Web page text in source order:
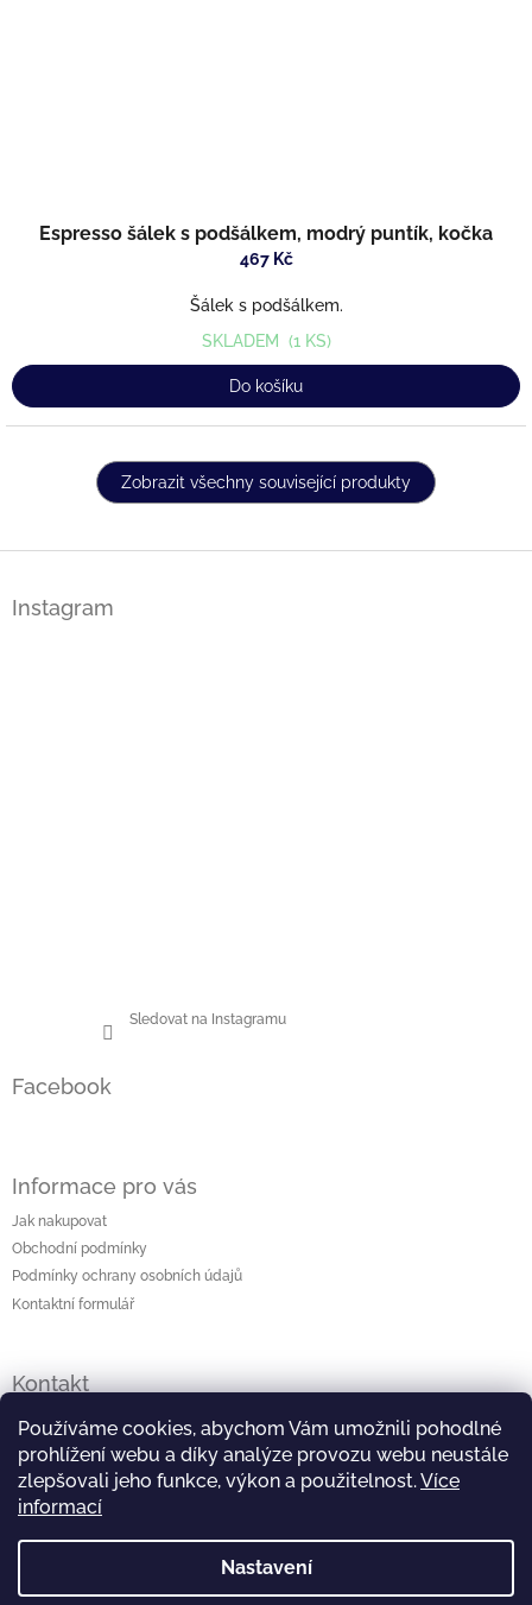
Používáme cookies, abychom Vám umožnili pohodlné
prohlížení webu a díky analýze provozu webu neustále
zlepšovali jeho funkce, výkon a použitelnost.Více
informací
Nastavení
Espresso šálek s podšálkem, modrý puntík, kočka
467 Kč
Šálek s podšálkem.
SKLADEM (1 KS)
Do košíku
Zobrazit všechny související produkty
Instagram
Sledovat na Instagramu
Facebook
Informace pro vás
Jak nakupovat
Obchodní podmínky
Podmínky ochrany osobních údajů
Kontaktní formulář
Kontakt
lenka@originalniporcelan.cz
+420 724 872 504
https://www.facebook.com/studiomaliska
https://www.instagram.com/studiomaliska/